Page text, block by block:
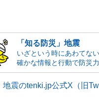
「知る防災」地震
いざという時にあわてな
確かな情報と行動で防災
地震のtenki.jp公式X（旧